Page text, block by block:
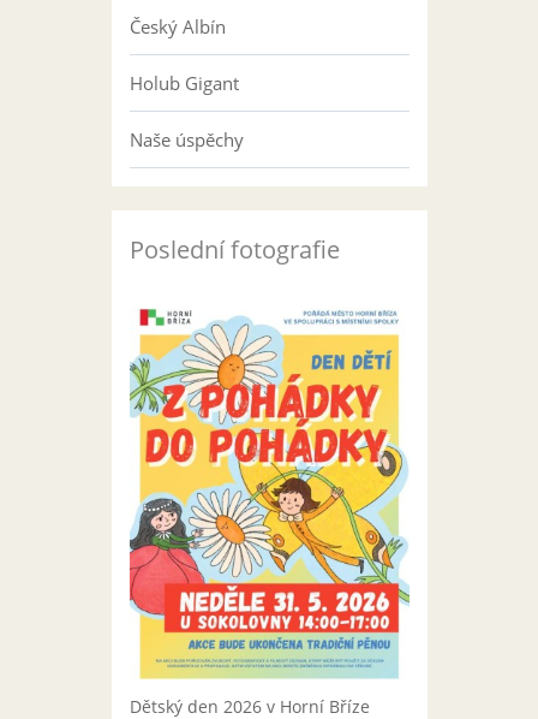
Český Albín
Holub Gigant
Naše úspěchy
Poslední fotografie
Dětský den 2026 v Horní Bříze